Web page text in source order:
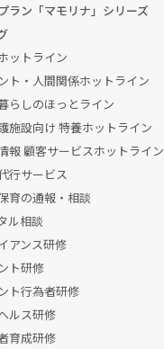
ラン「マモリナ」シリーズ
ットライン
ト・人間関係ホットライン
らしのほっとライン
施設向け 特養ホットライン
報 顧客サービスホットライン
行サービス
育の通報・相談
ル相談
アンス研修
ト研修
ト行為者研修
ルス研修
育成研修